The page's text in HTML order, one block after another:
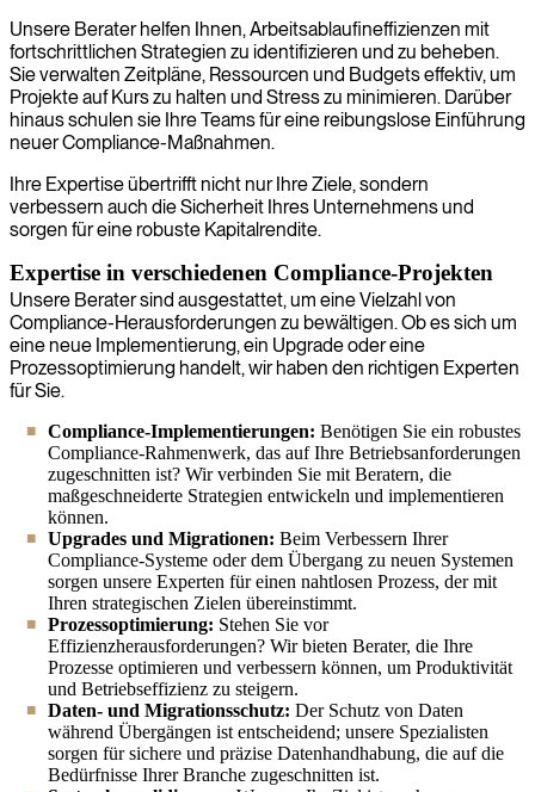
Unsere Berater helfen Ihnen, Arbeitsablaufineffizienzen mit
fortschrittlichen Strategien zu identifizieren und zu beheben.
Sie verwalten Zeitpläne, Ressourcen und Budgets effektiv, um
Projekte auf Kurs zu halten und Stress zu minimieren. Darüber
hinaus schulen sie Ihre Teams für eine reibungslose Einführung
neuer Compliance-Maßnahmen.
Ihre Expertise übertrifft nicht nur Ihre Ziele, sondern
verbessern auch die Sicherheit Ihres Unternehmens und
sorgen für eine robuste Kapitalrendite.
Expertise in verschiedenen Compliance-Projekten
Unsere Berater sind ausgestattet, um eine Vielzahl von
Compliance-Herausforderungen zu bewältigen. Ob es sich um
eine neue Implementierung, ein Upgrade oder eine
Prozessoptimierung handelt, wir haben den richtigen Experten
für Sie.
Compliance-Implementierungen: Benötigen Sie ein robustes
Compliance-Rahmenwerk, das auf Ihre Betriebsanforderungen
zugeschnitten ist? Wir verbinden Sie mit Beratern, die
maßgeschneiderte Strategien entwickeln und implementieren
können.
Upgrades und Migrationen: Beim Verbessern Ihrer
Compliance-Systeme oder dem Übergang zu neuen Systemen
sorgen unsere Experten für einen nahtlosen Prozess, der mit
Ihren strategischen Zielen übereinstimmt.
Prozessoptimierung: Stehen Sie vor
Effizienzherausforderungen? Wir bieten Berater, die Ihre
Prozesse optimieren und verbessern können, um Produktivität
und Betriebseffizienz zu steigern.
Daten- und Migrationsschutz: Der Schutz von Daten
während Übergängen ist entscheidend; unsere Spezialisten
sorgen für sichere und präzise Datenhandhabung, die auf die
Bedürfnisse Ihrer Branche zugeschnitten ist.